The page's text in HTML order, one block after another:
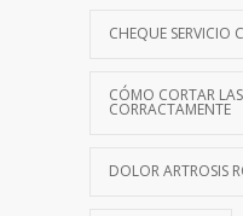
CHEQUE
CÓMO CORTAR
CORRACTAMENTE
DOLOR ARTROSIS